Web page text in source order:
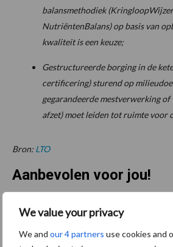
We value your privacy
We and our 4 partners use cookies and
balansmethodiek
NutriëntenBalans) op basis van
kwaliteit is een keuze;
Gestructureerde borging in de
certificering) sturend op
gegarandeerde mestverwerking of
afzet) moet leiden tot ruimte voor
Bron: LTO
Aanbevolen voor jou!
Tot 5 ton per
beperken